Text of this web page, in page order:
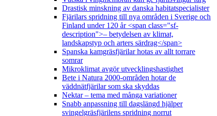
Drastisk minskning av danska habitatspecialister
Fjärilars spridning till nya områden i Sverige och
Finland under 120 år <span class="sf-
description">– betydelsen av klimat,
landskapstyp och arters särdrag</span>
Spanska kamgräsfjärilar hotas av allt torrare
somrar
Mikroklimat avgör utvecklingshastighet
Bete i Natura 2000-områden hotar de
väddnätfjärilar som ska skyddas
Nektar – tema med många variationer
Snabb anpassning till dagslängd hjälper
svingelgräsfjärilens spridning norrut